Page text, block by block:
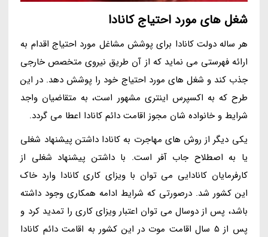
شغل های مورد احتیاج کانادا
هر ساله دولت کانادا برای پوشش مشاغل مورد احتیاج اقدام به
ارائه فهرستی می نماید که از آن طریق نیروی متخصص خارجی
جذب کند و شغل های مورد احتیاج خود را پوشش دهد. در این
طرح که به اکسپرس اینتری مشهور است، به متقاضیان واجد
شرایط و خانواده شان مجوز اقامت دائم کانادا اعطا می گردد.
یکی دیگر از روش های مهاجرت به کانادا داشتن پیشنهاد شغلی
یا به اصطلاح جاب آفر است. با داشتن پیشنهاد شغلی از
کارفرمایان کانادایی می توان با ویزای کاری کانادا وارد خاک
این کشور شد. درصورتی که شرایط ادامه همکاری وجود داشته
باشد، پس از دوسال می توان اعتبار ویزای کاری را تمدید کرد و
پس از 5 سال اقامت موت در این کشور به اقامت دائم کانادا